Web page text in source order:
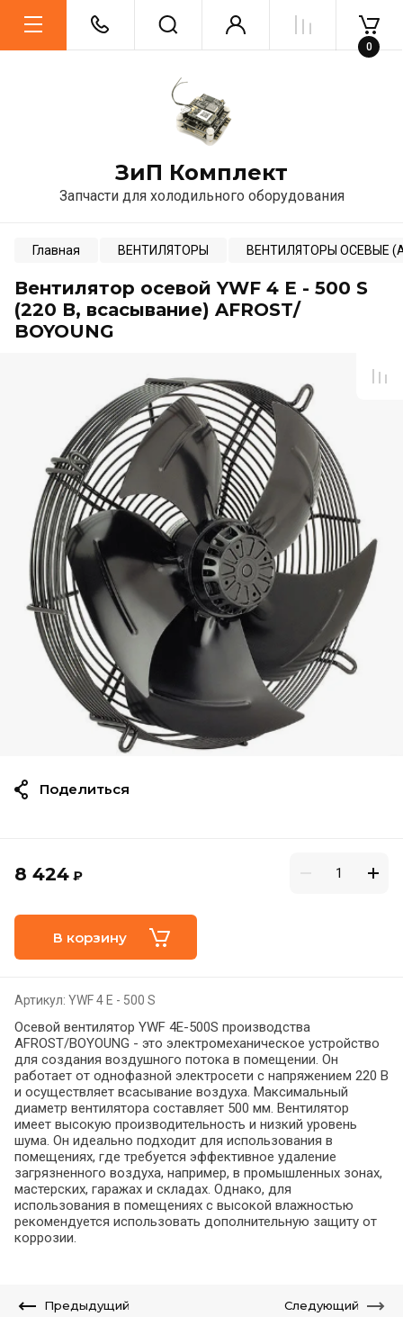
ЗиП Комплект
Запчасти для холодильного оборудования
0
Главная ВЕНТИЛЯТОРЫ ВЕНТИЛЯТОРЫ ОСЕВЫЕ
Вентилятор осевой YWF 4 E - 500 S
(220 В, всасывание) AFROST/
BOYOUNG
8 424 ₽
В корзину
Артикул: YWF 4 E - 500 S
Осевой вентилятор YWF 4E-500S производства
AFROST/BOYOUNG - это электромеханическое устройство
для создания воздушного потока в помещении. Он
работает от однофазной электросети с напряжением 220 В
и осуществляет всасывание воздуха. Максимальный
диаметр вентилятора составляет 500 мм. Вентилятор
имеет высокую производительность и низкий уровень
шума. Он идеально подходит для использования в
помещениях, где требуется эффективное удаление
загрязненного воздуха, например, в промышленных зонах,
мастерских, гаражах и складах. Однако, для
использования в помещениях с высокой влажностью
рекомендуется использовать дополнительную защиту от
коррозии.
Поделиться
Предыдущий Следующий